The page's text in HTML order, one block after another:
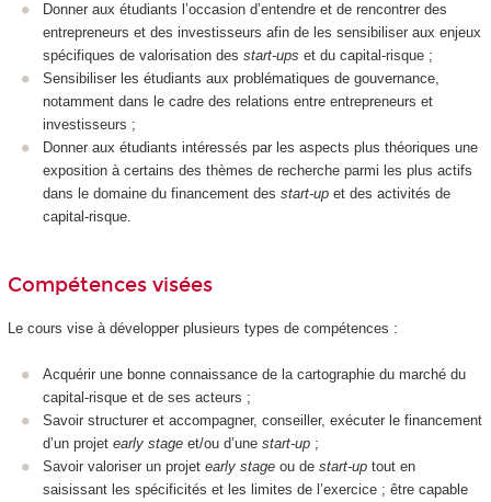
Donner aux étudiants l’occasion d’entendre et de rencontrer des
entrepreneurs et des investisseurs afin de les sensibiliser aux enjeux
spécifiques de valorisation des start-ups et du capital-risque ;
Sensibiliser les étudiants aux problématiques de gouvernance,
notamment dans le cadre des relations entre entrepreneurs et
investisseurs ;
Donner aux étudiants intéressés par les aspects plus théoriques une
exposition à certains des thèmes de recherche parmi les plus actifs
dans le domaine du financement des start-up et des activités de
capital-risque.
Compétences visées
Le cours vise à développer plusieurs types de compétences :
Acquérir une bonne connaissance de la cartographie du marché du
capital-risque et de ses acteurs ;
Savoir structurer et accompagner, conseiller, exécuter le financement
d’un projet early stage et/ou d’une start-up ;
Savoir valoriser un projet early stage ou de start-up tout en
saisissant les spécificités et les limites de l’exercice ; être capable